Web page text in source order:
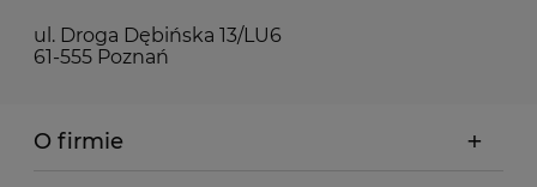
ul. Droga Dębińska 13/LU6
61-555 Poznań
O firmie